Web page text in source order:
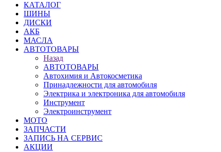
КАТАЛОГ
ШИНЫ
ДИСКИ
АКБ
МАСЛА
АВТОТОВАРЫ
Назад
АВТОТОВАРЫ
Автохимия и Автокосметика
Принадлежности для автомобиля
Электрика и электроника для автомобиля
Инструмент
Электроинструмент
МОТО
ЗАПЧАСТИ
ЗАПИСЬ НА СЕРВИС
АКЦИИ